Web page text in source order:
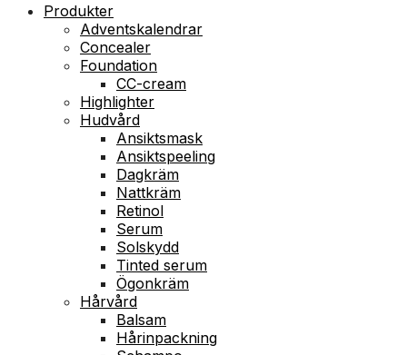
Produkter
Adventskalendrar
Concealer
Foundation
CC-cream
Highlighter
Hudvård
Ansiktsmask
Ansiktspeeling
Dagkräm
Nattkräm
Retinol
Serum
Solskydd
Tinted serum
Ögonkräm
Hårvård
Balsam
Hårinpackning